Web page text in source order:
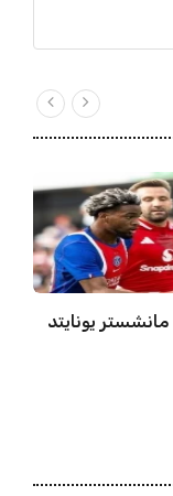
يونايتد